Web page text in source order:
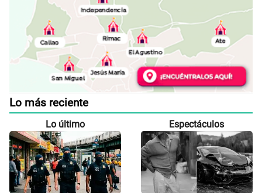
Lo más reciente
Lo último Espectáculos